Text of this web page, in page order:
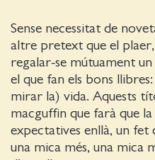
Sense necessitat de
altre pretext que el
regalar-se mútuament
el que fan els bons
mirar la) vida. Aquests
macguffin que farà que
expectatives enllà, un
una mica més, una